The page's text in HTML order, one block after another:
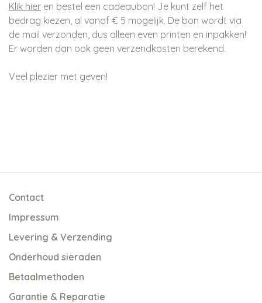
Klik hier en bestel een cadeaubon! Je kunt zelf het
bedrag kiezen, al vanaf € 5 mogelijk. De bon wordt via
de mail verzonden, dus alleen even printen en inpakken!
Er worden dan ook geen verzendkosten berekend.
Veel plezier met geven!
Contact
Impressum
Levering & Verzending
Onderhoud sieraden
Betaalmethoden
Garantie & Reparatie